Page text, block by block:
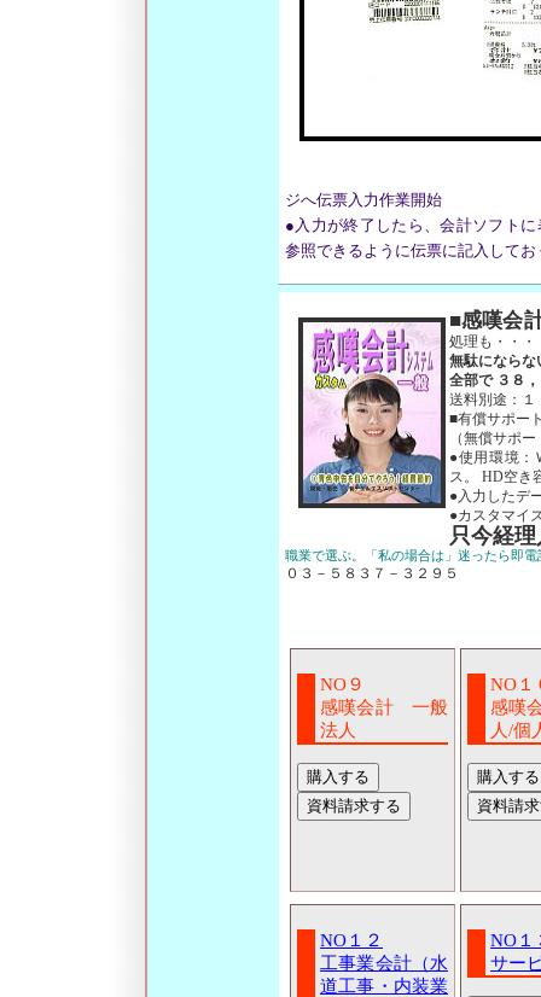
ジへ伝票入力作業開始
●入力が終了したら、会計ソフト
参照できるように伝票に記入してお
■感嘆会
処理も・・・
無駄にならな
全部で ３８
送料別途：１
■有償サポー
（無償サポ
●使用環境
ス。 HD空き
●入力したデ
●カスタマイ
只今経
職業で選ぶ。「私の場合は」迷ったら即電
０３－５８３７－３２９５
NO９
感嘆会計 一般
法人
NO１
感嘆
人/個
NO１２
工事業会計（水
道工事・内装業
NO１
サー